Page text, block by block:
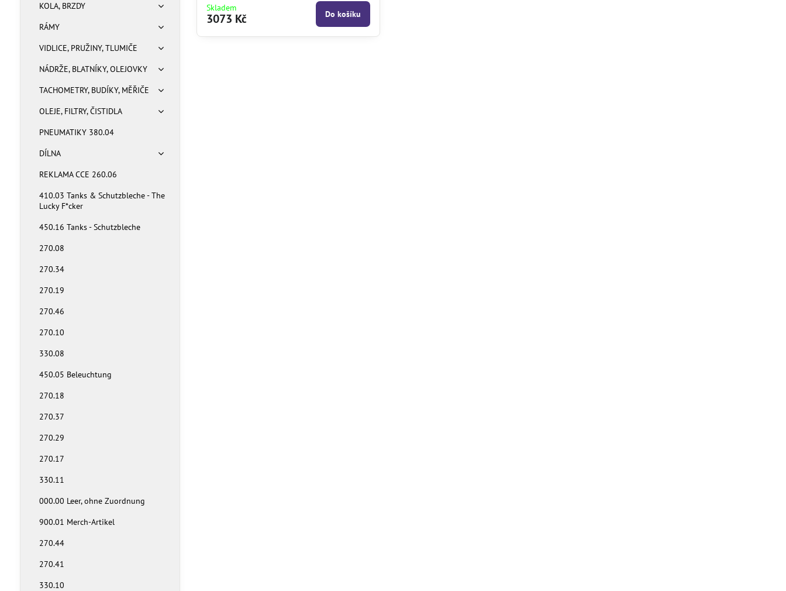
Skladem
3073 Kč Do košíku
KOLA, BRZDY
RÁMY
VIDLICE, PRUŽINY, TLUMIČE
NÁDRŽE, BLATNÍKY, OLEJOVKY
TACHOMETRY, BUDÍKY, MĚŘIČE
OLEJE, FILTRY, ČISTIDLA
PNEUMATIKY 380.04
DÍLNA
REKLAMA CCE 260.06
410.03 Tanks & Schutzbleche - The
Lucky F*cker
450.16 Tanks - Schutzbleche
270.08
270.34
270.19
270.46
270.10
330.08
450.05 Beleuchtung
270.18
270.37
270.29
270.17
330.11
000.00 Leer, ohne Zuordnung
900.01 Merch-Artikel
270.44
270.41
330.10